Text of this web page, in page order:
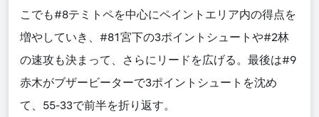
こでも#8テミトペを中心にペイントエリア内の得点を
増やしていき、#81宮下の3ポイントシュートや#2林
の速攻も決まって、さらにリードを広げる。最後は#9
赤木がブザービーターで3ポイントシュートを沈め
て、55-33で前半を折り返す。